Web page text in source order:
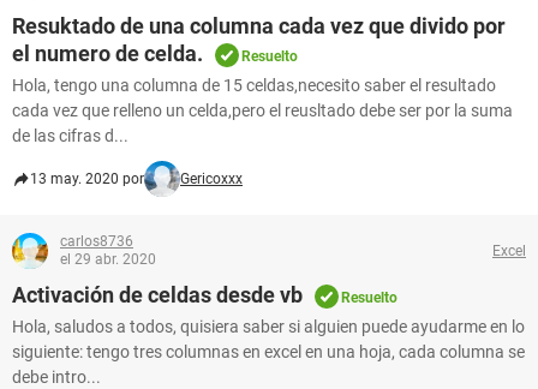
Resuktado de una columna cada vez que divido por
el numero de celda.
Resuelto
Hola, tengo una columna de 15 celdas,necesito saber el resultado
cada vez que relleno un celda,pero el reusltado debe ser por la suma
de las cifras d...
13 may. 2020 por Gericoxxx
carlos8736
el 29 abr. 2020
Excel
Activación de celdas desde vb Resuelto
Hola, saludos a todos, quisiera saber si alguien puede ayudarme en lo
siguiente: tengo tres columnas en excel en una hoja, cada columna se
debe intro...